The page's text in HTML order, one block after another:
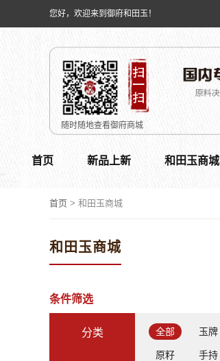
您好，欢迎来到御府和田玉！
随时随地查看御府商城
首页 新品上新 和田玉商城
首页 > 和田玉商城
和田玉商城
条件筛选
分类 全部 玉牌
原籽 手持